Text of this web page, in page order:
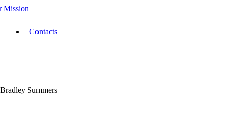
Mission
Contacts
Bradley Summers